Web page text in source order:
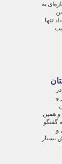
به
تنها
و
همین
گفتگو
و
بسیار